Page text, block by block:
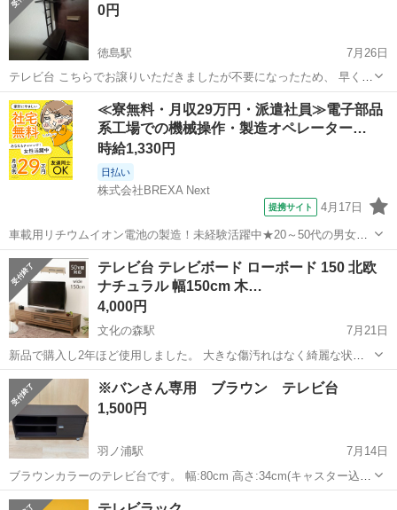
渡し...
0円
徳島駅
7月26日
テレビ台 こちらでお譲りいただきましたが不要になったため、 早く引
き取ってくださる方ご連絡ください。
徳島 徳島市 徳島駅 収納家具 譲り
≪寮無料・月収29万円・派遣社員≫電子部品
系工場での機械操作・製造オペレーター…
時給1,330円
日払い
株式会社BREXA Next
提携サイト 4月17日
車載用リチウムイオン電池の製造！未経験活躍中★20～50代の男女活
躍中！寮費無料★備品付き1R寮完備！自宅からマイカー通勤OK！無料
駐車場完備◎正社員登用制度あり！《徳島県板野郡松茂町》 人気の工
場のお仕事 ◇車載用リチウ...
徳島 その他
テレビ台 テレビボード ローボード 150 北欧
ナチュラル 幅150cm 木…
4,000円
文化の森駅
7月21日
新品で購入し2年ほど使用しました。 大きな傷汚れはなく綺麗な状態
かと思います。 テレビ台 テレビボード ローボード 150 北欧 ナチュラ
ル 幅150cm 木製 おしゃれ シンプル 収納 棚 TV台 TVボード ルーバー
...
徳島 徳島市 文化の森駅 収納家具
※バンさん専用 ブラウン テレビ台
1,500円
羽ノ浦駅
7月14日
ブラウンカラーのテレビ台です。 幅:80cm 高さ:34cm(キャスター込)
奥行:35cm 使用に伴う細かな傷や使用感はありますが、まだ問題なく
徳島 阿南市 羽ノ浦駅